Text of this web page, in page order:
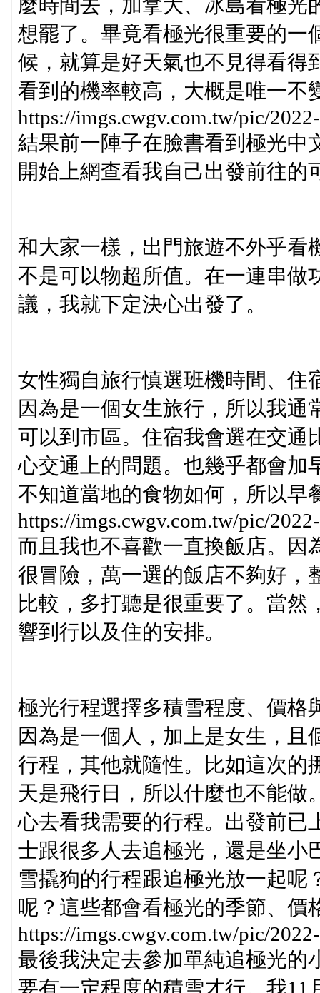
麼時間去，加拿大、冰島看極光
想罷了。畢竟看極光很重要的一
候，就算是好天氣也不見得看得
看到的機率較高，大概是唯一不
https://imgs.cwgv.com.tw/pic/
結果前一陣子在臉書看到極光中
開始上網查看我自己出發前往的
和大家一樣，出門旅遊不外乎看
不是可以物超所值。在一連串做
議，我就下定決心出發了。
女性獨自旅行慎選班機時間、住
因為是一個女生旅行，所以我
可以到市區。住宿我會選在交通
心交通上的問題。也幾乎都會加
不知道當地的食物如何，所以早
https://imgs.cwgv.com.tw/pic/
而且我也不喜歡一直換飯店。因
很冒險，萬一選的飯店不夠好，
比較，多打聽是很重要了。當
響到行以及住的安排。
極光行程選擇多積雪程度、價格
因為是一個人，加上是女生，
行程，其他就隨性。比如這次的
天是飛行日，所以什麼也不能做
心去看我需要的行程。出發前已
士跟很多人去追極光，還是坐小
雪撬狗的行程跟追極光放一起呢
呢？這些都會看極光的季節、價
https://imgs.cwgv.com.tw/pic/
最後我決定去參加單純追極光的
要有一定程度的積雪才行。我